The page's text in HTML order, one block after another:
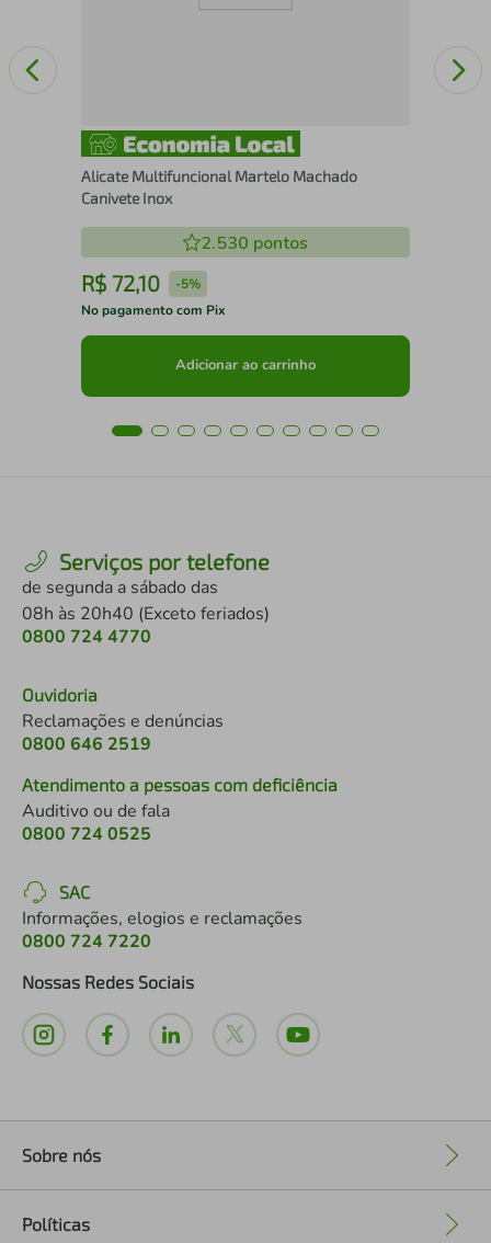
Alicate Multifuncional Martelo Machado
Canivete Inox
2.530 pontos
R$ 72,10 -5%
No pagamento com Pix
Adicionar ao carrinho
Serviços por telefone
de segunda a sábado das
08h às 20h40 (Exceto feriados)
0800 724 4770
Ouvidoria
Reclamações e denúncias
0800 646 2519
Atendimento a pessoas com deficiência
Auditivo ou de fala
0800 724 0525
SAC
Informações, elogios e reclamações
0800 724 7220
Nossas Redes Sociais
Sobre nós
Políticas